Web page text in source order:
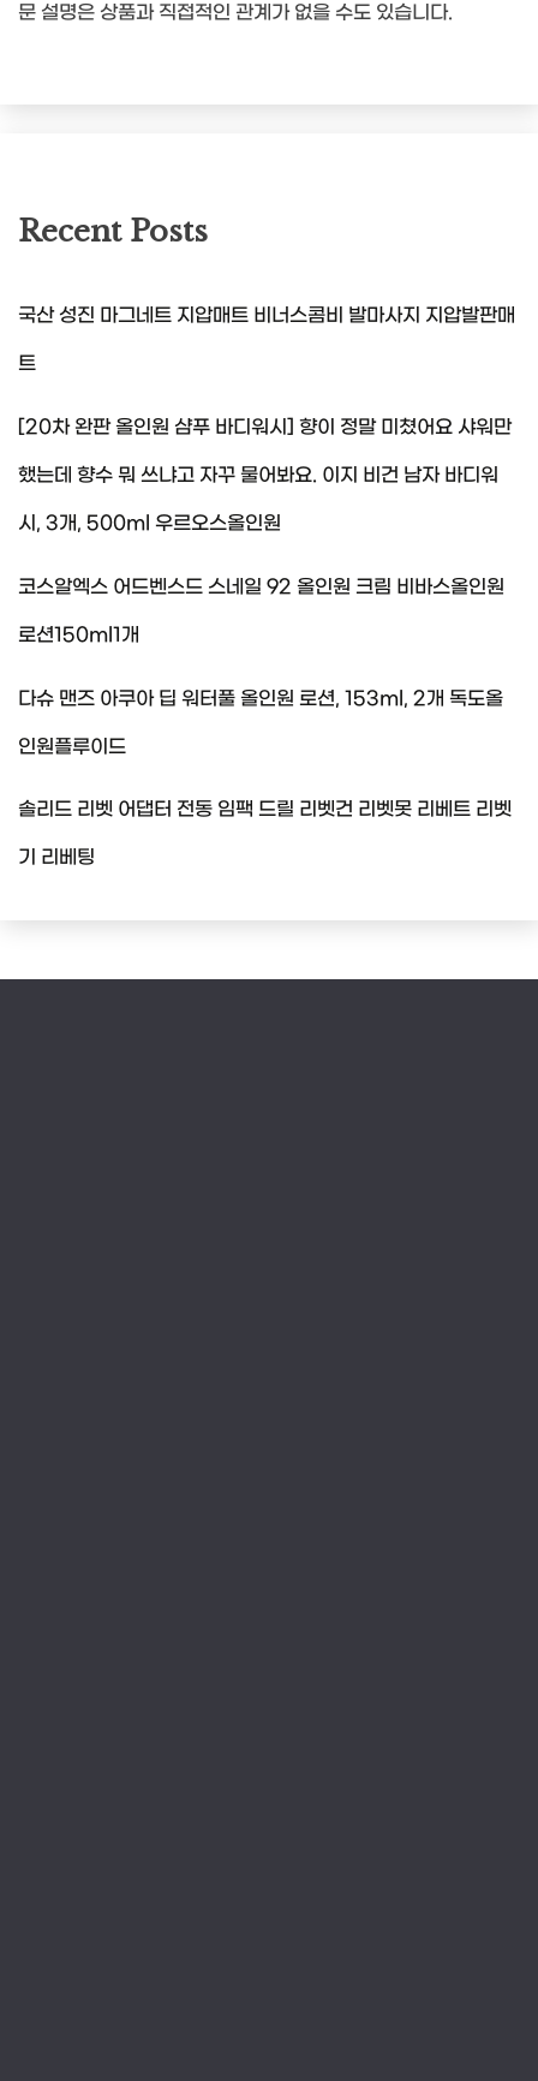
문 설명은 상품과 직접적인 관계가 없을 수도 있습니다.
Recent Posts
국산 성진 마그네트 지압매트 비너스콤비 발마사지 지압발판매
트
[20차 완판 올인원 샴푸 바디워시] 향이 정말 미쳤어요 샤워만
했는데 향수 뭐 쓰냐고 자꾸 물어봐요. 이지 비건 남자 바디워
시, 3개, 500ml 우르오스올인원
코스알엑스 어드벤스드 스네일 92 올인원 크림 비바스올인원
로션150ml1개
다슈 맨즈 아쿠아 딥 워터풀 올인원 로션, 153ml, 2개 독도올
인원플루이드
솔리드 리벳 어댑터 전동 임팩 드릴 리벳건 리벳못 리베트 리벳
기 리베팅